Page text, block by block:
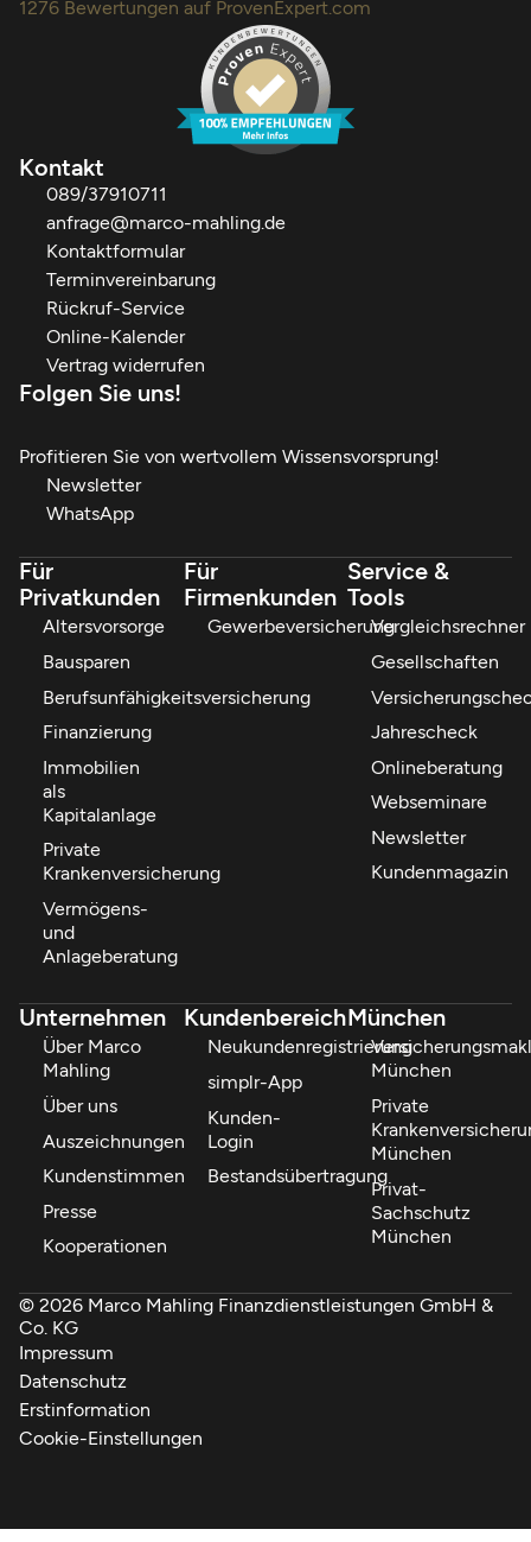
Finanzdienstleistungen Marco Mahling GmbH &Co.KG
1276 Bewertungen auf ProvenExpert.com
Kontakt
089/37910711
anfrage@marco-mahling.de
Kontaktformular
Terminvereinbarung
Rückruf-Service
Online-Kalender
Vertrag widerrufen
Folgen Sie uns!
Profitieren Sie von wertvollem Wissensvorsprung!
Newsletter
WhatsApp
Für
Privatkunden
Altersvorsorge
Bausparen
Berufsunfähigkeitsversicherung
Finanzierung
Immobilien
als
Kapitalanlage
Private
Krankenversicherung
Vermögens-
und
Anlageberatung
Für
Firmenkunden
Gewerbeversicherung
Service &
Tools
Vergleichsrechner
Gesellschaften
Jahrescheck
Onlineberatung
Webseminare
Newsletter
Kundenmagazin
Unternehmen
Über Marco
Mahling
Über uns
Auszeichnungen
Kundenstimmen
Presse
Kooperationen
Kundenbereich
Neukundenregistrierung
simplr-App
Kunden-
Login
Bestandsübertragung
München
München
Private
München
Privat-
Sachschutz
München
© 2026 Marco Mahling Finanzdienstleistungen GmbH &
Co. KG
Impressum
Datenschutz
Erstinformation
Cookie-Einstellungen